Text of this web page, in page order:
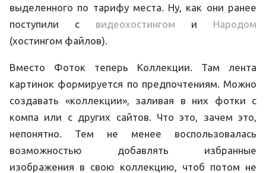
выделенного по тарифу места. Ну, как они ранее
поступили с видеохостингом и Народом
(хостингом файлов).
Вместо Фоток теперь Коллекции. Там лента
картинок формируется по предпочтениям. Можно
создавать «коллекции», заливая в них фотки с
компа или с других сайтов. Что это, зачем это,
непонятно. Тем не менее воспользовалась
возможностью добавлять избранные
изображения в свою коллекцию, чтоб потом не